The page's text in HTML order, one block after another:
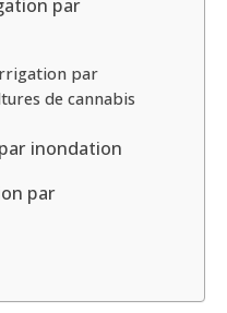
par
par
de cannabis
inondation
par